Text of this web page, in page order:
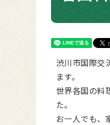
渋川市国際交
ます。
世界各国の料
た。
お一人でも、